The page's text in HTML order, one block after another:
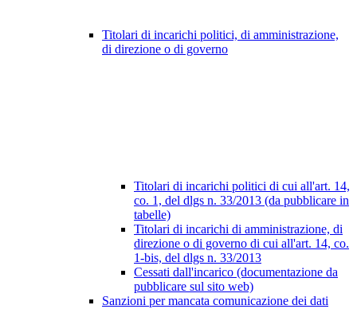
Titolari di incarichi politici, di amministrazione,
di direzione o di governo
Titolari di incarichi politici di cui all'art. 14,
co. 1, del dlgs n. 33/2013 (da pubblicare in
tabelle)
Titolari di incarichi di amministrazione, di
direzione o di governo di cui all'art. 14, co.
1-bis, del dlgs n. 33/2013
Cessati dall'incarico (documentazione da
pubblicare sul sito web)
Sanzioni per mancata comunicazione dei dati